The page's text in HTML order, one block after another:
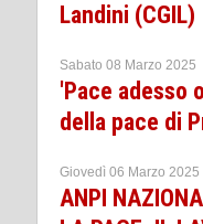
Landini (CGIL)
Sabato 08 Marzo 2025
'Pace adesso
della pace di
Giovedì 06 Marzo 2025
ANPI